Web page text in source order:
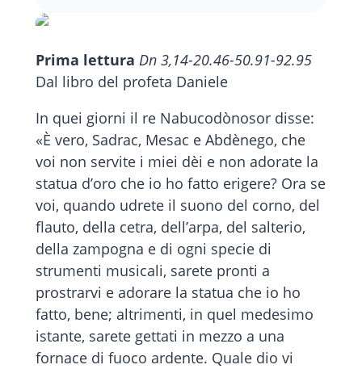
Prima lettura Dn 3,14-20.46-50.91-92.95
Dal libro del profeta Daniele
In quei giorni il re Nabucodònosor disse:
«È vero, Sadrac, Mesac e Abdènego, che
voi non servite i miei dèi e non adorate la
statua d’oro che io ho fatto erigere? Ora se
voi, quando udrete il suono del corno, del
flauto, della cetra, dell’arpa, del salterio,
della zampogna e di ogni specie di
strumenti musicali, sarete pronti a
prostrarvi e adorare la statua che io ho
fatto, bene; altrimenti, in quel medesimo
istante, sarete gettati in mezzo a una
fornace di fuoco ardente. Quale dio vi